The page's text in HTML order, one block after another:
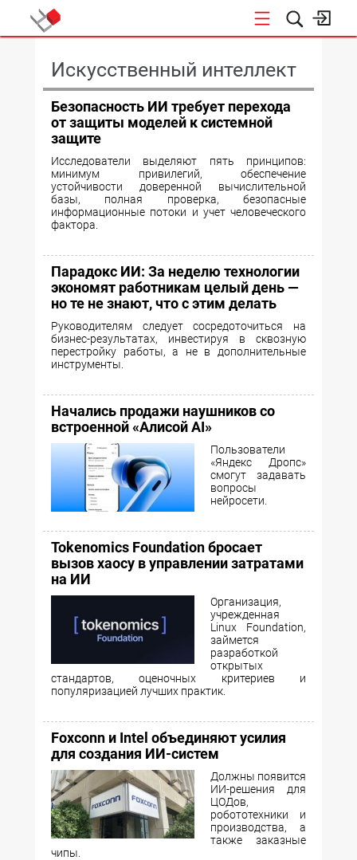
Искусственный интеллект
Безопасность ИИ требует перехода
от защиты моделей к системной
защите
Исследователи выделяют пять принципов:
минимум привилегий, обеспечение
устойчивости доверенной вычислительной
базы, полная проверка, безопасные
информационные потоки и учет человеческого
фактора.
Парадокс ИИ: За неделю технологии
экономят работникам целый день —
но те не знают, что с этим делать
Руководителям следует сосредоточиться на
бизнес-результатах, инвестируя в сквозную
перестройку работы, а не в дополнительные
инструменты.
Начались продажи наушников со
встроенной «Алисой AI»
Пользователи
«Яндекс Дропс»
смогут задавать
вопросы
нейросети.
Tokenomics Foundation бросает
вызов хаосу в управлении затратами
на ИИ
Организация,
учрежденная
Linux Foundation,
займется
разработкой
открытых
стандартов, оценочных критериев и
популяризацией лучших практик.
Foxconn и Intel объединяют усилия
для создания ИИ-систем
Должны появится
ИИ-решения для
ЦОДов,
робототехники и
производства, а
также заказные
чипы.